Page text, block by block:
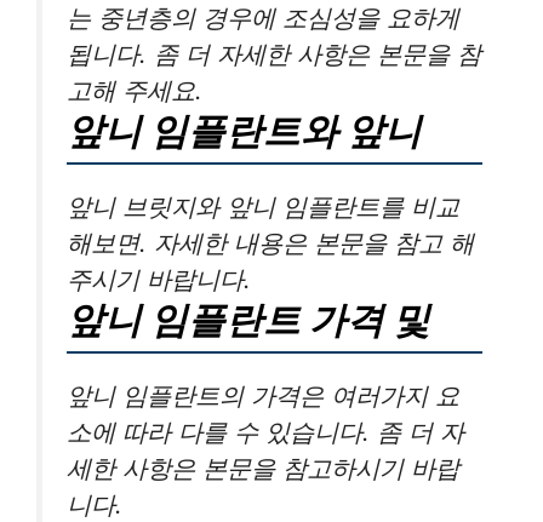
는 중년층의 경우에 조심성을 요하게
됩니다. 좀 더 자세한 사항은 본문을 참
고해 주세요.
앞니 임플란트와 앞니
앞니 브릿지와 앞니 임플란트를 비교
해보면. 자세한 내용은 본문을 참고 해
주시기 바랍니다.
앞니 임플란트 가격 및
앞니 임플란트의 가격은 여러가지 요
소에 따라 다를 수 있습니다. 좀 더 자
세한 사항은 본문을 참고하시기 바랍
니다.